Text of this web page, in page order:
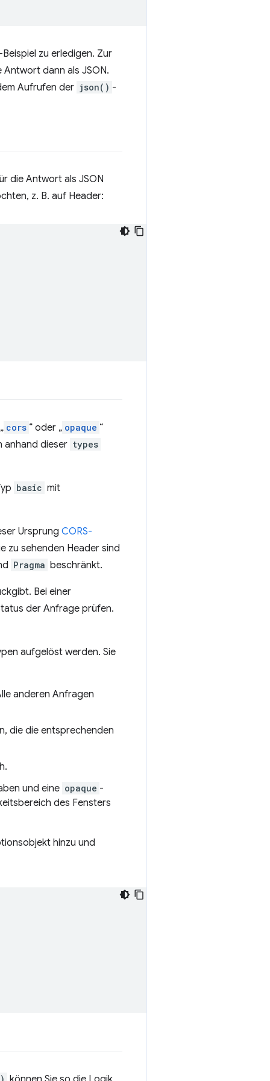
zu erledigen. Zur
dann als JSON.
Aufrufen der json() -
die Antwort als JSON
z. B. auf Header:
cors “ oder „ opaque “
anhand dieser types
basic mit
Ursprung CORS-
zu sehenden Header sind
Pragma beschränkt.
Bei einer
der Anfrage prüfen.
aufgelöst werden. Sie
anderen Anfragen
die die entsprechenden
und eine opaque -
des Fensters
hinzu und